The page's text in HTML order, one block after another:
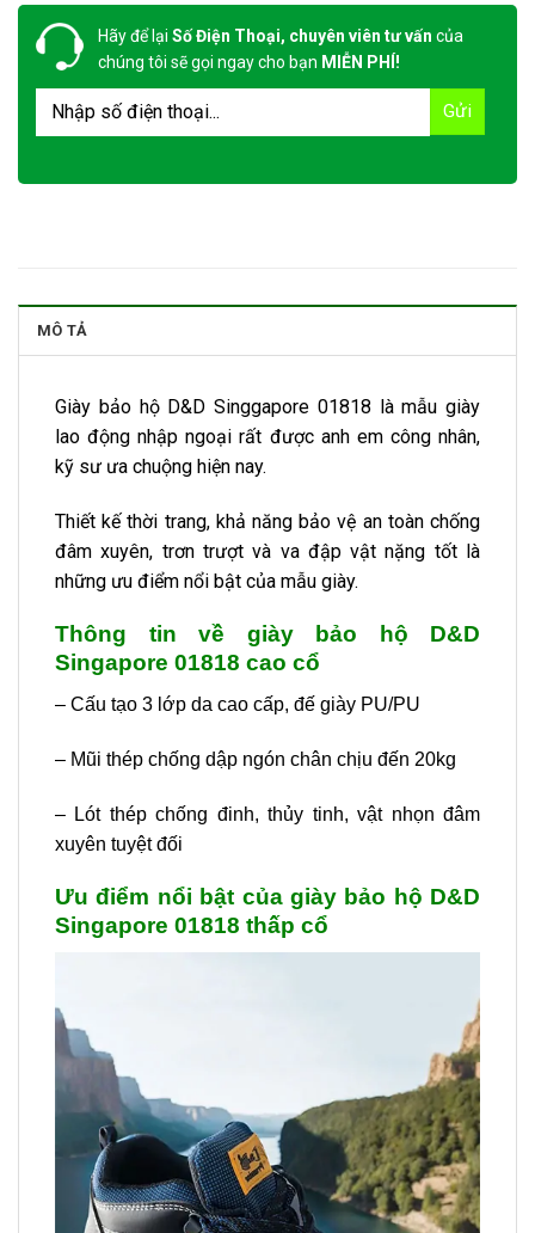
Hãy để lại Số Điện Thoại, chuyên viên tư vấn của
chúng tôi sẽ gọi ngay cho bạn MIỄN PHÍ!
MÔ TẢ
Giày bảo hộ D&D Singgapore 01818 là mẫu giày
lao động nhập ngoại rất được anh em công nhân,
kỹ sư ưa chuộng hiện nay.
Thiết kế thời trang, khả năng bảo vệ an toàn chống
đâm xuyên, trơn trượt và va đập vật nặng tốt là
những ưu điểm nổi bật của mẫu giày.
Thông tin về giày bảo hộ D&D
Singapore 01818 cao cổ
– Cấu tạo 3 lớp da cao cấp, đế giày PU/PU
– Mũi thép chống dập ngón chân chịu đến 20kg
– Lót thép chống đinh, thủy tinh, vật nhọn đâm
xuyên tuyệt đối
Ưu điểm nổi bật của giày bảo hộ D&D
Singapore 01818 thấp cổ